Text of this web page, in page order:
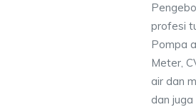
profesi
Pompa
Meter,
air dan
dan